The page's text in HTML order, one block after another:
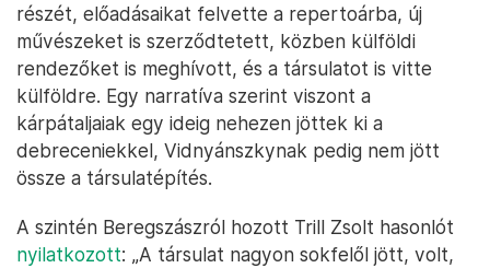
részét, előadásaikat felvette a repertoárba, új
művészeket is szerződtetett, közben külföldi
rendezőket is meghívott, és a társulatot is vitte
külföldre. Egy narratíva szerint viszont a
kárpátaljaiak egy ideig nehezen jöttek ki a
debreceniekkel, Vidnyánszkynak pedig nem jött
össze a társulatépítés.
A szintén Beregszászról hozott Trill Zsolt hasonlót
nyilatkozott: „A társulat nagyon sokfelől jött, volt,